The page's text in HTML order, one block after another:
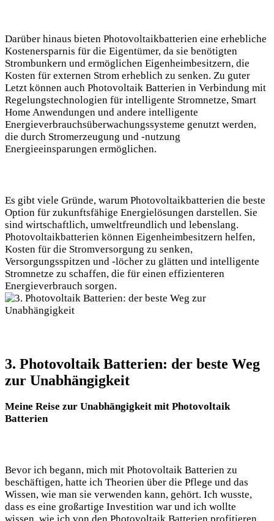
Darüber hinaus bieten Photovoltaikbatterien eine erhebliche
Kostenersparnis für die Eigentümer, da sie benötigten
Strombunkern und ermöglichen Eigenheimbesitzern, die
Kosten für externen Strom erheblich zu senken. Zu guter
Letzt können auch Photovoltaik Batterien in Verbindung mit
Regelungstechnologien für intelligente Stromnetze, Smart
Home Anwendungen und andere intelligente
Energieverbrauchsüberwachungssysteme genutzt werden,
die durch Stromerzeugung und -nutzung
Energieeinsparungen ermöglichen.
Es gibt viele Gründe, warum Photovoltaikbatterien die beste
Option für zukunftsfähige Energielösungen darstellen. Sie
sind wirtschaftlich, umweltfreundlich und lebenslang.
Photovoltaikbatterien können Eigenheimbesitzern helfen,
Kosten für die Stromversorgung zu senken,
Versorgungsspitzen und -löcher zu glätten und intelligente
Stromnetze zu schaffen, die für einen effizienteren
Energieverbrauch sorgen.
3. Photovoltaik Batterien: der beste Weg
zur Unabhängigkeit
Meine Reise zur Unabhängigkeit mit Photovoltaik
Batterien
Bevor ich begann, mich mit Photovoltaik Batterien zu
beschäftigen, hatte ich Theorien über die Pflege und das
Wissen, wie man sie verwenden kann, gehört. Ich wusste,
dass es eine großartige Investition war und ich wollte